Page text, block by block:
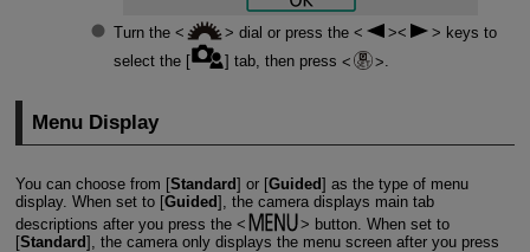
Turn the dial or press the
keys to
select the [
] tab, then press .
Menu Display
You can choose from [Standard] or [Guided] as the type of menu
display. When set to [Guided], the camera displays main tab
descriptions after you press the
button. When set to
[Standard], the camera only displays the menu screen after you press